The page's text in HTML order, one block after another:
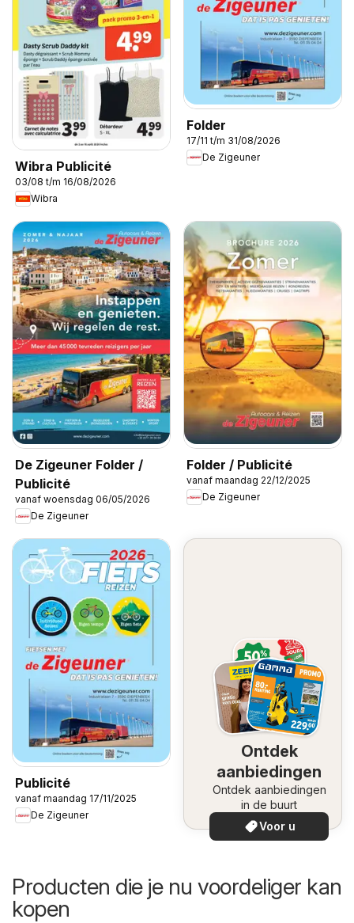
Wibra Publicité
03/08 t/m 16/08/2026
Wibra
Folder
17/11 t/m 31/08/2026
De Zigeuner
De Zigeuner Folder /
Publicité
vanaf woensdag 06/05/2026
De Zigeuner
Folder / Publicité
vanaf maandag 22/12/2025
De Zigeuner
Publicité
vanaf maandag 17/11/2025
De Zigeuner
Ontdek
aanbiedingen
Ontdek aanbiedingen
in de buurt
Voor u
Producten die je nu voordeliger kan
kopen